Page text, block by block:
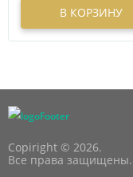
В КОРЗИНУ
Copiright © 2026.
Все права защищены.